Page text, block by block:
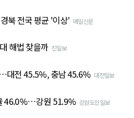
북 전국 평균 '이상' 매일신문
해법 찾을까 진일보
대전 45.5%, 충남 45.6% 대전일보
46.0%…강원 51.9% 강원도민일보